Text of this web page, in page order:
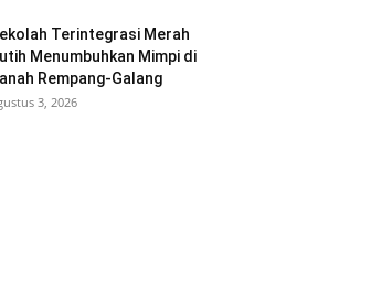
Terintegrasi Merah
Menumbuhkan Mimpi di
Rempang-Galang
3, 2026